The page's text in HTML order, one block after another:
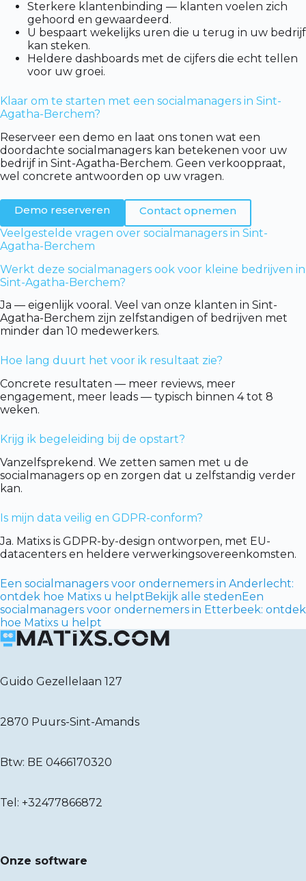
Sterkere klantenbinding — klanten voelen zich
gehoord en gewaardeerd.
U bespaart wekelijks uren die u terug in uw bedrijf
kan steken.
Heldere dashboards met de cijfers die echt tellen
voor uw groei.
Klaar om te starten met een socialmanagers in Sint-
Agatha-Berchem?
Reserveer een demo en laat ons tonen wat een
doordachte socialmanagers kan betekenen voor uw
bedrijf in Sint-Agatha-Berchem. Geen verkooppraat,
wel concrete antwoorden op uw vragen.
Demo reserveren
Contact opnemen
Veelgestelde vragen over socialmanagers in Sint-
Agatha-Berchem
Werkt deze socialmanagers ook voor kleine bedrijven in
Sint-Agatha-Berchem?
Ja — eigenlijk vooral. Veel van onze klanten in Sint-
Agatha-Berchem zijn zelfstandigen of bedrijven met
minder dan 10 medewerkers.
Hoe lang duurt het voor ik resultaat zie?
Concrete resultaten — meer reviews, meer
engagement, meer leads — typisch binnen 4 tot 8
weken.
Krijg ik begeleiding bij de opstart?
Vanzelfsprekend. We zetten samen met u de
socialmanagers op en zorgen dat u zelfstandig verder
kan.
Is mijn data veilig en GDPR-conform?
Ja. Matixs is GDPR-by-design ontworpen, met EU-
datacenters en heldere verwerkingsovereenkomsten.
Een socialmanagers voor ondernemers in Anderlecht:
ontdek hoe Matixs u helptBekijk alle stedenEen
socialmanagers voor ondernemers in Etterbeek: ontdek
hoe Matixs u helpt
Guido Gezellelaan 127
2870 Puurs-Sint-Amands
Btw: BE 0466170320
Tel: +32477866872
Onze software